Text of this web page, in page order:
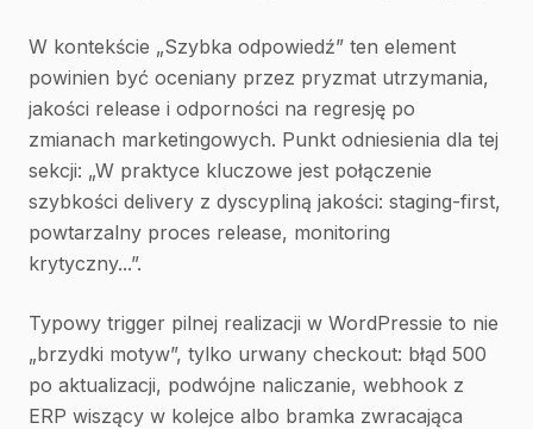
W kontekście „Szybka odpowiedź” ten element
powinien być oceniany przez pryzmat utrzymania,
jakości release i odporności na regresję po
zmianach marketingowych. Punkt odniesienia dla tej
sekcji: „W praktyce kluczowe jest połączenie
szybkości delivery z dyscypliną jakości: staging-first,
powtarzalny proces release, monitoring
krytyczny...”.
Typowy trigger pilnej realizacji w WordPressie to nie
„brzydki motyw”, tylko urwany checkout: błąd 500
po aktualizacji, podwójne naliczanie, webhook z
ERP wiszący w kolejce albo bramka zwracająca